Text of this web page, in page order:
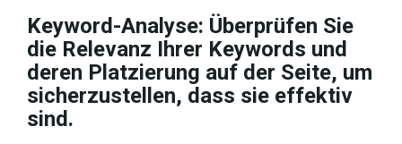
Keyword-Analyse: Überprüfen Sie
die Relevanz Ihrer Keywords und
deren Platzierung auf der Seite, um
sicherzustellen, dass sie effektiv
sind.